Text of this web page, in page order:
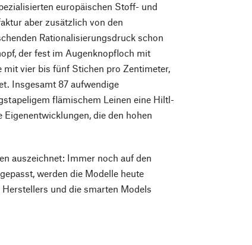
europäischen Stoff- und
aber zusätzlich von den
Rationalisierungsdruck schon
der fest im Augenknopfloch mit
mit vier bis fünf Stichen pro Zentimeter,
Insgesamt 87 aufwendige
flämischem Leinen eine Hiltl-
die den hohen
auszeichnet: Immer noch auf den
werden die Modelle heute
und die smarten Models